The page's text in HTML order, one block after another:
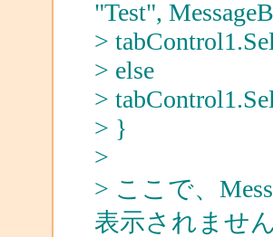
"Test",
>
> else
>
> }
>
> ここで、
表示されません